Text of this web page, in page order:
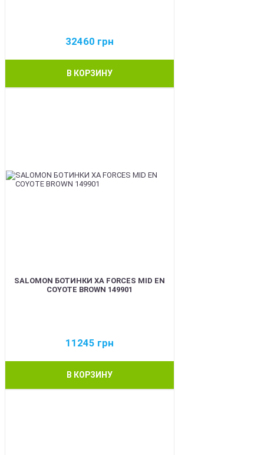
32460 грн
В КОРЗИНУ
SALOMON БОТИНКИ XA FORCES MID EN
COYOTE BROWN 149901
11245 грн
В КОРЗИНУ